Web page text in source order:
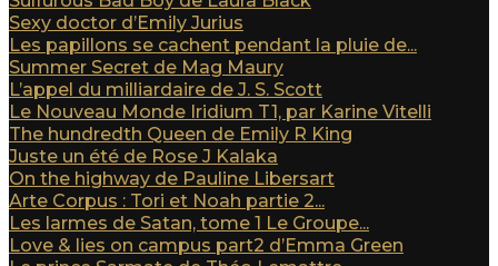
Sexy doctor d’Emily Jurius
Les papillons se cachent pendant la pluie de...
Summer Secret de Mag Maury
L’appel du milliardaire de J. S. Scott
Le Nouveau Monde Iridium T1, par Karine Vitelli
The hundredth Queen de Emily R King
Juste un été de Rose J Kalaka
On the highway de Pauline Libersart
Arte Corpus : Tori et Noah partie 2...
Les larmes de Satan, tome 1 Le Groupe...
Love & lies on campus part2 d’Emma Green